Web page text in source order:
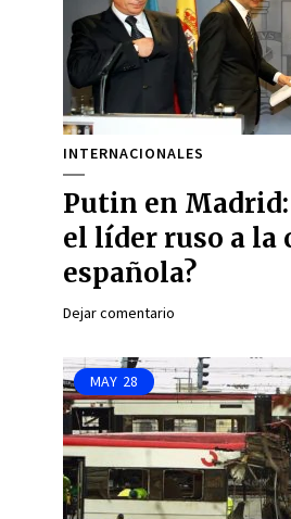
INTERNACIONALES
Putin en Madrid:
el líder ruso a la
española?
Dejar comentario
MAY 28